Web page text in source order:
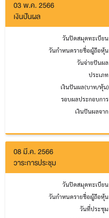
03 พ.ค. 2566
เงินปันผล
วันปิดสมุดทะเบียน
วันกำหนดรายชื่อผู้ถือหุ้น
วันจ่ายปันผล
ประเภท
เงินปันผล(บาท/หุ้น)
รอบผลประกอบการ
เงินปันผลจาก
08 มี.ค. 2566
วาระการประชุม
วันปิดสมุดทะเบียน
วันกำหนดรายชื่อผู้ถือหุ้น
วันที่ประชุม